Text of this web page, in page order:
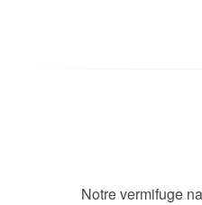
Notre vermifuge